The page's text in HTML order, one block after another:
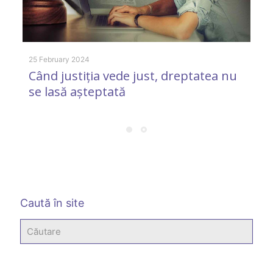
25 February 2024
Când justiția vede just, dreptatea nu
se lasă așteptată
Caută în site